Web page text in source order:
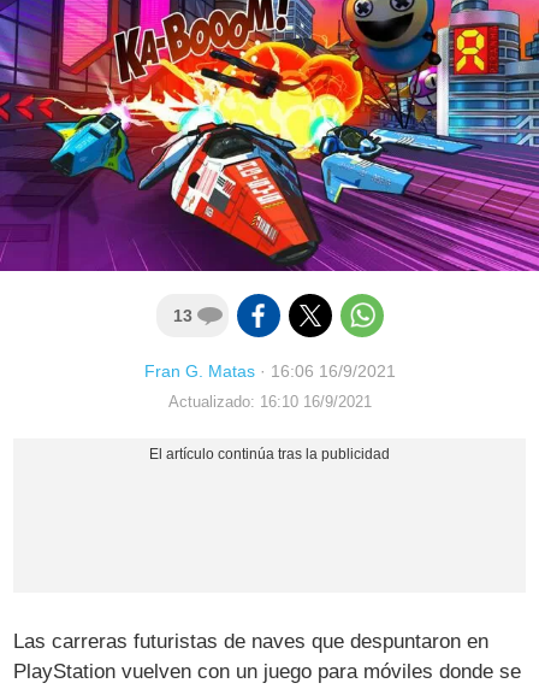
13
Fran G. Matas· 16:06 16/9/2021
Actualizado: 16:10 16/9/2021
Las carreras futuristas de naves que despuntaron en
PlayStation vuelven con un juego para móviles donde se